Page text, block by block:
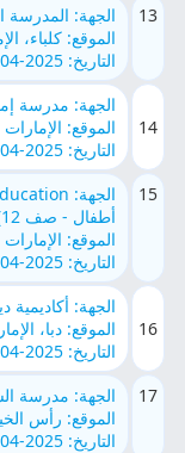
13
الجهة: المدرسة
الموقع: كلباء،
التاريخ: 2025-04-27
14
الجهة: مدرسة
الموقع: الإمارات
التاريخ: 2025-04-27
15
أطفال - صف 12)
الموقع:
التاريخ: 2025-04-27
16
الجهة: أكاديمية
الموقع: دبا،
التاريخ: 2025-04-27
17
الجهة: مدرسة
الموقع: رأس
التاريخ: 2025-04-27